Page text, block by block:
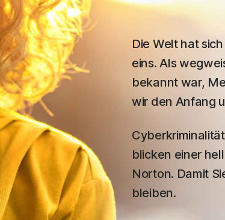
Die Welt hat
eins. Als
bekannt war,
wir den Anfang
blicken einer
Norton. Damit
bleiben.